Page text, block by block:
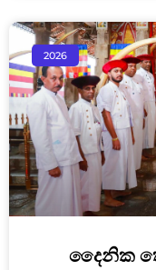
2026
දෛනික